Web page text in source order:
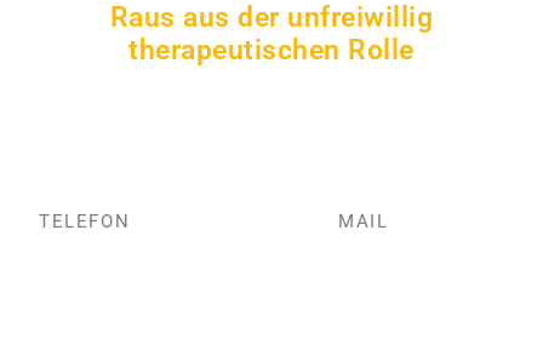
Raus aus der unfreiwillig
therapeutischen Rolle
TELEFON MAIL